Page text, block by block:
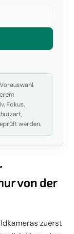
Fokus,
werden.
von der
zuerst